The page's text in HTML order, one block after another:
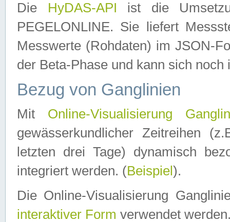
Die HyDAS-API ist die
PEGELONLINE. Sie liefert
Messwerte (Rohdaten) im JSON-
der Beta-Phase und kann sich noch
Bezug von Ganglinien
Mit Online-Visualisierung
gewässerkundlicher Zeitreihen
letzten drei Tage) dynamisch
integriert werden. (Beispiel ).
Die Online-Visualisierung
interaktiver Form verwendet